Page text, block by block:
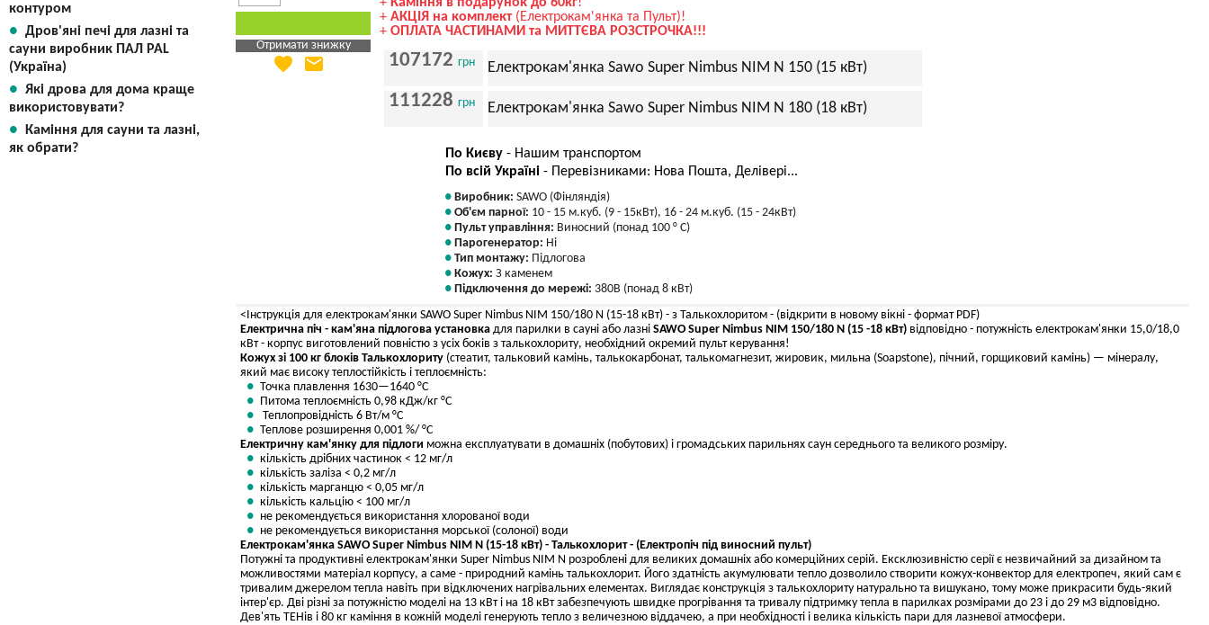
контуром
Дров'яні печі для лазні та
сауни виробник ПАЛ PAL
(Україна)
Які дрова для дома краще
використовувати?
Каміння для сауни та лазні,
як обрати?
Отримати знижку
Яка Ваша ціна
favorite email
+ АКЦІЯ на комплект(Електрокам'янка та Пульт)!
+ ОПЛАТА ЧАСТИНАМИ та МИТТЄВА РОЗСТРОЧКА!!!
107172 грн Електрокам'янка Sawo Super Nimbus NIM N 150 (15 кВт)
111228 грн Електрокам'янка Sawo Super Nimbus NIM N 180 (18 кВт)
По Києву - Нашим транспортом
По всій Україні - Перевізниками: Нова Пошта, Делівері...
Виробник: SAWO (Фінляндія)
Об'єм парної: 10 - 15 м.куб. (9 - 15кВт), 16 - 24 м.куб. (15 - 24кВт)
Пульт управління: Виносний (понад 100 ° С)
Парогенератор: Ні
Тип монтажу: Підлогова
Кожух: З каменем
Підключення до мережі: 380В (понад 8 кВт)
<Інструкція для електрокам'янки SAWO Super Nimbus NIM 150/180 N (15-18 кВт) - з Талькохлоритом - (відкрити в новому вікні - формат PDF)
Електрична піч - кам'яна підлогова установка для парилки в сауні або лазні SAWO Super Nimbus NIM 150/180 N (15 -18 кВт) відповідно - потужність електрокам'янки 15,0/18,0
кВт - корпус виготовлений повністю з усіх боків з талькохлориту, необхідний окремий пульт керування!
Кожух зі 100 кг блоків Талькохлориту (стеатит, тальковий камінь, талькокарбонат, талькомагнезит, жировик, мильна (Soapstone), пічний, горщиковий камінь) — мінералу,
який має високу теплостійкість і теплоємність:
Точка плавлення 1630—1640 °C
Питома теплоємність 0,98 кДж/кг °C
Теплопровідність 6 Вт/м °C
Теплове розширення 0,001 %/ °C
Електричну кам'янку для підлоги можна експлуатувати в домашніх (побутових) і громадських парильнях саун середнього та великого розміру.
кількість дрібних частинок < 12 мг/л
кількість заліза < 0,2 мг/л
кількість марганцю < 0,05 мг/л
кількість кальцію < 100 мг/л
не рекомендується використання хлорованої води
не рекомендується використання морської (солоної) води
Електрокам'янка SAWO Super Nimbus NIM N (15-18 кВт) - Талькохлорит - (Електропіч під виносний пульт)
Потужні та продуктивні електрокам'янки Super Nimbus NIM N розроблені для великих домашніх або комерційних серій. Ексклюзивністю серії є незвичайний за дизайном та
можливостями матеріал корпусу, а саме - природний камінь талькохлорит. Його здатність акумулювати тепло дозволило створити кожух-конвектор для електропеч, який сам є
тривалим джерелом тепла навіть при відключених нагрівальних елементах. Виглядає конструкція з талькохлориту натурально та вишукано, тому може прикрасити будь-який
інтер'єр. Дві різні за потужністю моделі на 13 кВт і на 18 кВт забезпечують швидке прогрівання та тривалу підтримку тепла в парилках розмірами до 23 і до 29 м3 відповідно.
Дев'ять ТЕНів і 80 кг каміння в кожній моделі генерують тепло з величезною віддачею, а при необхідності і велика кількість пари для лазневої атмосфери.